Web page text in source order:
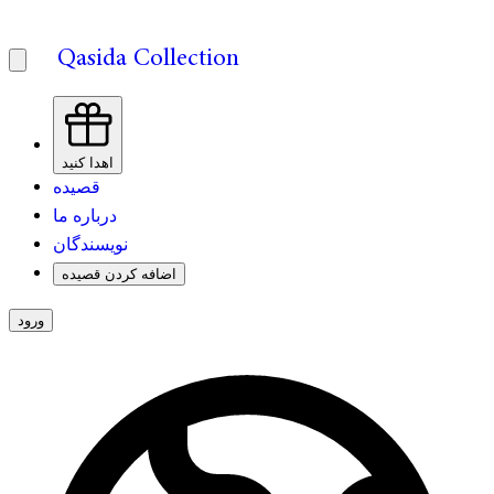
Qasida Collection
اهدا کنید
قصیده
درباره ما
نویسندگان
اضافه کردن قصیده
ورود